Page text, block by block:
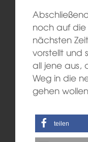
noch auf die
nächsten
vorstellt und
all jene aus,
Weg in die
gehen
teilen